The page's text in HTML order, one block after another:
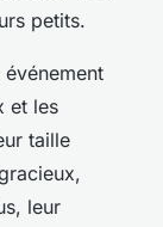
petits.
événement
et les
taille
leur